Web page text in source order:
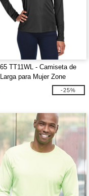
TT11WL - Camiseta de
para Mujer Zone
-25%